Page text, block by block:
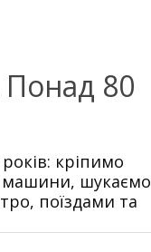
Понад 80
кріпимо
машини, шукаємо
поїздами та